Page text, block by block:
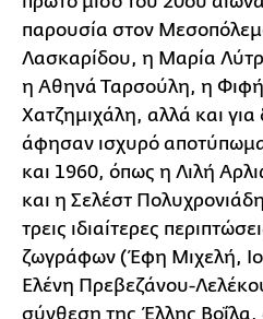
παρουσία στον
Λασκαρίδου, η Μαρία
η Αθηνά Ταρσούλη, η Φιφή
Χατζημιχάλη, αλλά και
άφησαν ισχυρό αποτύπωμα
και 1960, όπως η Λιλή
και η Σελέστ
τρεις ιδιαίτερες
ζωγράφων (Έφη Μιχελή,
Ελένη Πρεβεζάνου-
σύνθεση της Έλλης Βοΐλα,